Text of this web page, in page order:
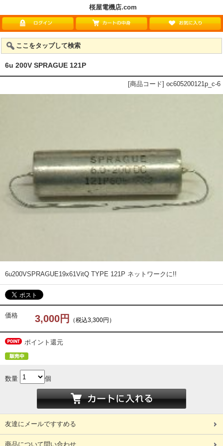
桜屋電機店.com
ここをタップして検索
6u 200V SPRAGUE 121P
[商品コード] oc605200121p_c-6
6u200VSPRAGUE19x61VitQ TYPE 121P ネットワークに!!
価格 3,000円 （税込3,300円）
ポイント還元
数量 個
友達にメールですすめる
商品について問い合わせ